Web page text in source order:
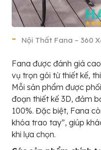
Nội Thất Fana – 360
Fana được đánh giá
vụ trọn gói từ thiết kế,
Mỗi sản phẩm được
đoạn thiết kế 3D, đảm
100%. Đặc biệt, Fana
khóa trao tay”, giúp
khi lựa chọn.